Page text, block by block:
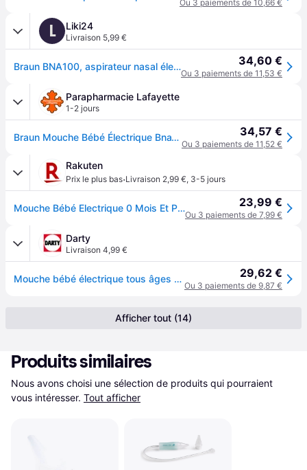
Ou 3 paiements de 10,66 €
L Liki24
Livraison 5,99 €
Braun BNA100, aspirateur nasal électrique 34,60 €
Ou 3 paiements de 11,53 €
Parapharmacie Lafayette
1-2 jours
Braun Mouche Bébé Électrique Bna100 34,57 €
Ou 3 paiements de 11,52 €
Rakuten
Prix le plus bas·Livraison 2,99 €, 3-5 jours
Mouche Bébé Electrique 0 Mois Et Plus 23,99 €
Ou 3 paiements de 7,99 €
Darty
Livraison 4,99 €
Mouche bébé électrique tous âges - BNA100EU 29,62 €
Ou 3 paiements de 9,87 €
Afficher tout (14)
Produits similaires
Nous avons choisi une sélection de produits qui pourraient
vous intéresser. Tout afficher